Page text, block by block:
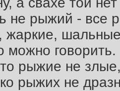
не рыжий - все
жаркие,
можно говорить.
рыжие не
рыжих не